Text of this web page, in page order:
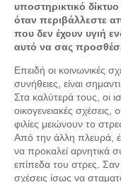
υποστηρικτικό
όταν περιβάλλεστε
που δεν έχουν υγιή
αυτό να σας
Επειδή οι κοινωνικές
συνήθειες, είναι
Στα καλύτερά τους, οι
οικογενειακές σχέσεις,
φιλίες μειώνουν το
Από την άλλη πλευρά,
να προκαλεί αρνητικά
επίπεδα του στρες.
σχέσεις ίσως να